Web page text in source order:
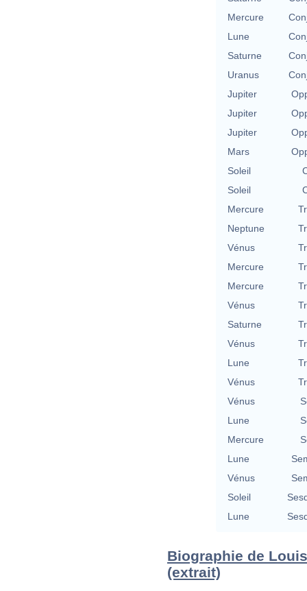
Mercure
Lune
Saturne
Uranus
Jupiter
Jupiter
Jupiter
Mars
Soleil
Soleil
Mercure
Neptune
Vénus
Mercure
Mercure
Vénus
Saturne
Vénus
Lune
Vénus
Vénus
Lune
Mercure
Lune
Vénus
Soleil
Lune
Biographie de
(extrait)